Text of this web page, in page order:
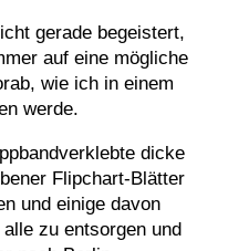
gerade begeistert,
auf eine mögliche
wie ich in einem
werde.
dicke
Flipchart-Blätter
und einige davon
zu entsorgen und